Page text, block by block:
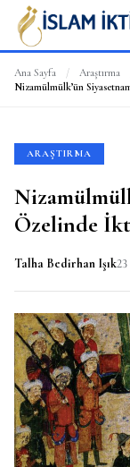
Ana Sayfa / Araştırma
Nizamülmülk’ün
ARAŞTIRMA
Özelinde
Talha Bedirhan Işık